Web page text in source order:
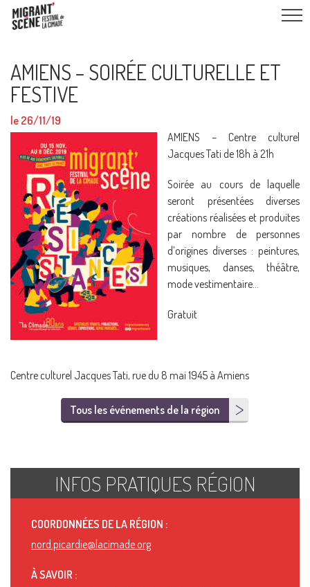
AMIENS – SOIRÉE CULTURELLE ET
FESTIVE
le 26/11/19
AMIENS – Centre culturel
Jacques Tati de 18h à 21h
Soirée au cours de laquelle
seront présentées diverses
créations réalisées et produites
par nombre de personnes
d’origines diverses : peintures,
musiques, danses, théâtre,
mode vestimentaire…
Gratuit
Centre culturel Jacques Tati, rue du 8 mai 1945 à Amiens
Tous les événements de la région
INFOS PRATIQUES RÉGION
COORDONNÉES DE LA RÉGION :
nord.picardie@lacimade.org
À SAVOIR :